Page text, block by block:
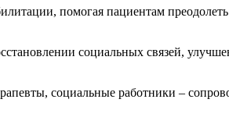
помогая пациентам
социальных связей,
социальные работники –